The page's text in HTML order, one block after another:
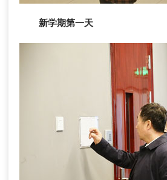
新学期第一天